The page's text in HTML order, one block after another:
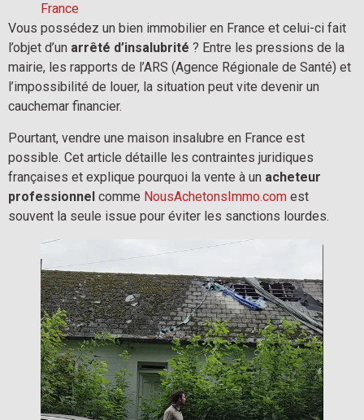
France
Vous possédez un bien immobilier en France et celui-ci fait
l’objet d’un arrêté d’insalubrité ? Entre les pressions de la
mairie, les rapports de l’ARS (Agence Régionale de Santé) et
l’impossibilité de louer, la situation peut vite devenir un
cauchemar financier.
Pourtant, vendre une maison insalubre en France est
possible. Cet article détaille les contraintes juridiques
françaises et explique pourquoi la vente à un acheteur
professionnel comme NousAchetonsImmo.com est
souvent la seule issue pour éviter les sanctions lourdes.